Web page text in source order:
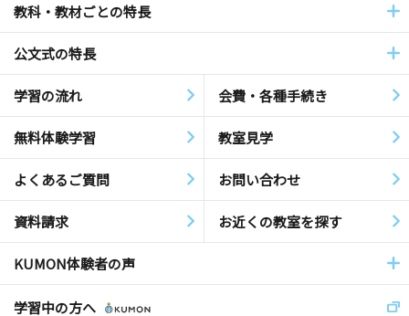
教科・教材ごとの特長
公文式の特長
学習の流れ 会費・各種手続き
無料体験学習 教室見学
よくあるご質問 お問い合わせ
資料請求 お近くの教室を探す
KUMON体験者の声
学習中の方へ